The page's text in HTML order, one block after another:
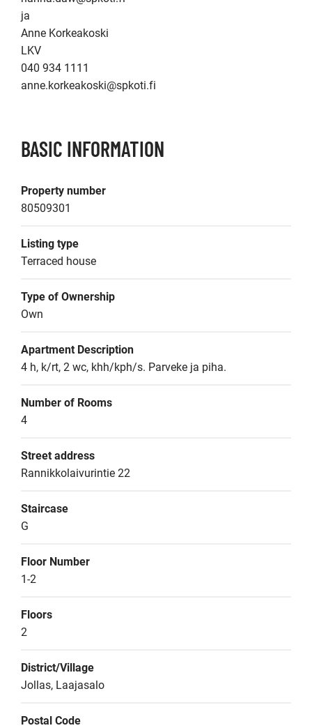
ja
Anne Korkeakoski
LKV
040 934 1111
BASIC INFORMATION
Property number
80509301
Listing type
Terraced house
Type of Ownership
Own
Apartment Description
4 h, k/rt, 2 wc, khh/kph/s. Parveke ja piha.
Number of Rooms
4
Street address
Rannikkolaivurintie 22
Staircase
G
Floor Number
1-2
Floors
2
District/Village
Jollas, Laajasalo
Postal Code